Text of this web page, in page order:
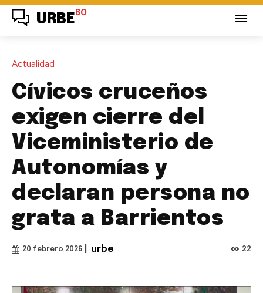
URBE BO
Actualidad
Cívicos cruceños
exigen cierre del
Viceministerio de
Autonomías y
declaran persona no
grata a Barrientos
20 febrero 2026 urbe 22